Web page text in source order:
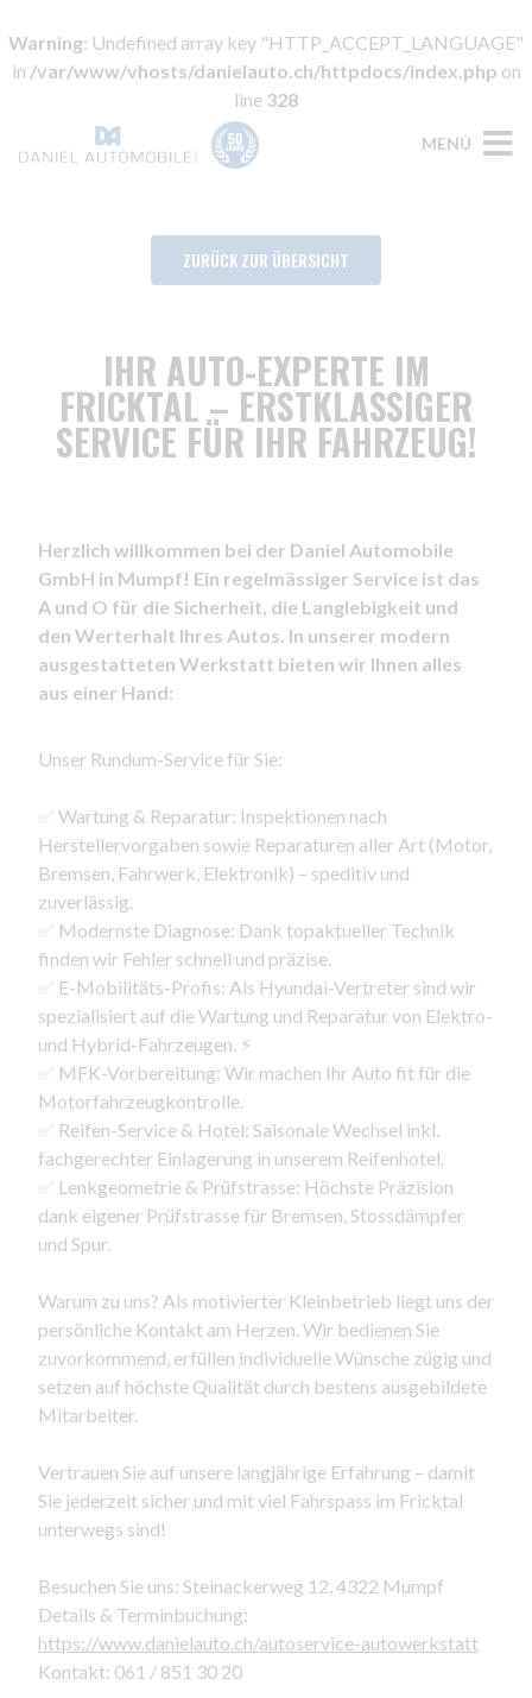
Warning: Undefined array key "HTTP_ACCEPT_LANGUAGE"
in /var/www/vhosts/danielauto.ch/httpdocs/index.php on
line 328
MENÜ
ZURÜCK ZUR ÜBERSICHT
IHR AUTO-EXPERTE IM
FRICKTAL – ERSTKLASSIGER
SERVICE FÜR IHR FAHRZEUG!
Herzlich willkommen bei der Daniel Automobile
GmbH in Mumpf! Ein regelmässiger Service ist das
A und O für die Sicherheit, die Langlebigkeit und
den Werterhalt Ihres Autos. In unserer modern
ausgestatteten Werkstatt bieten wir Ihnen alles
aus einer Hand:
Unser Rundum-Service für Sie:
✅ Wartung & Reparatur: Inspektionen nach
Herstellervorgaben sowie Reparaturen aller Art (Motor,
Bremsen, Fahrwerk, Elektronik) – speditiv und
zuverlässig.
✅ Modernste Diagnose: Dank topaktueller Technik
finden wir Fehler schnell und präzise.
✅ E-Mobilitäts-Profis: Als Hyundai-Vertreter sind wir
spezialisiert auf die Wartung und Reparatur von Elektro-
und Hybrid-Fahrzeugen. ⚡
✅ MFK-Vorbereitung: Wir machen Ihr Auto fit für die
Motorfahrzeugkontrolle.
✅ Reifen-Service & Hotel: Saisonale Wechsel inkl.
fachgerechter Einlagerung in unserem Reifenhotel.
✅ Lenkgeometrie & Prüfstrasse: Höchste Präzision
dank eigener Prüfstrasse für Bremsen, Stossdämpfer
und Spur.
Warum zu uns? Als motivierter Kleinbetrieb liegt uns der
persönliche Kontakt am Herzen. Wir bedienen Sie
zuvorkommend, erfüllen individuelle Wünsche zügig und
setzen auf höchste Qualität durch bestens ausgebildete
Mitarbeiter.
Vertrauen Sie auf unsere langjährige Erfahrung – damit
Sie jederzeit sicher und mit viel Fahrspass im Fricktal
unterwegs sind!
Besuchen Sie uns: Steinackerweg 12, 4322 Mumpf
Details & Terminbuchung:
https://www.danielauto.ch/autoservice-autowerkstatt
Kontakt: 061 / 851 30 20